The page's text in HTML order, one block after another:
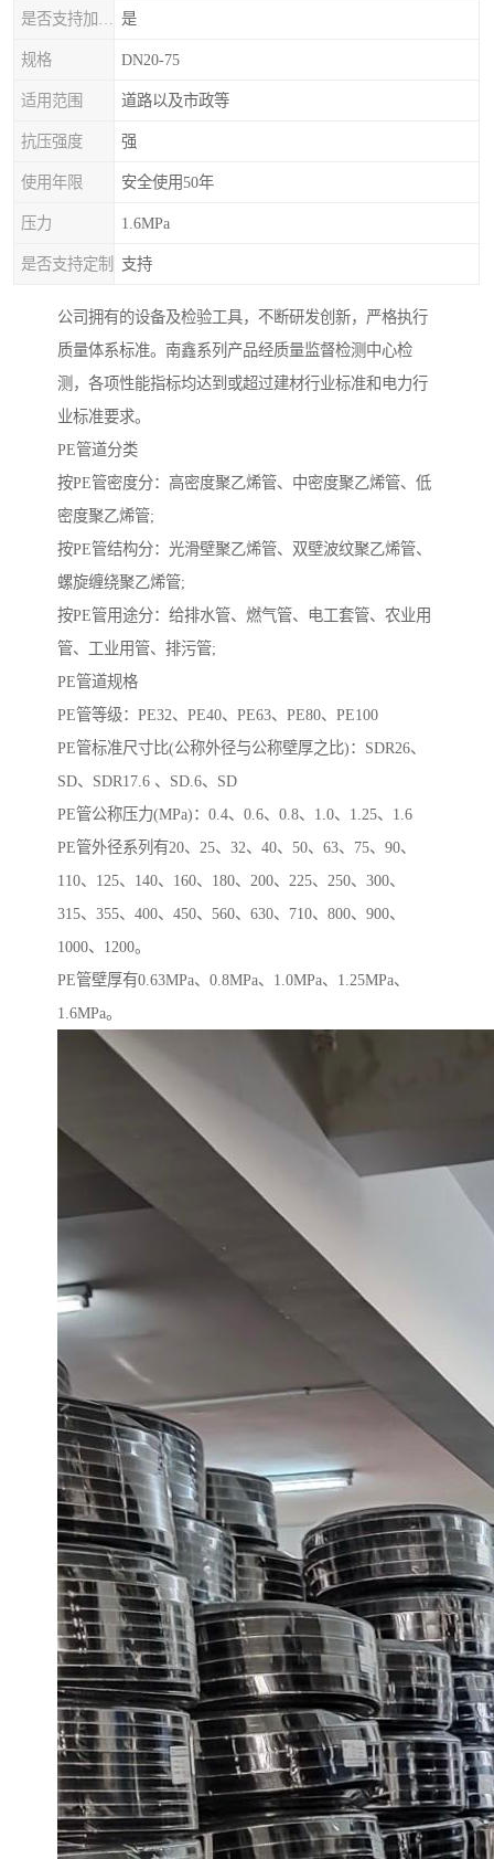
是
规格 DN20-75
适用范围 道路以及市政等
抗压强度 强
使用年限 安全使用50年
压力 1.6MPa
是否支持定制 支持
公司拥有的设备及检验工具，不断研发创新，严格执行
质量体系标准。南鑫系列产品经质量监督检测中心检
测，各项性能指标均达到或超过建材行业标准和电力行
业标准要求。
PE管道分类
按PE管密度分：高密度聚乙烯管、中密度聚乙烯管、低
密度聚乙烯管;
按PE管结构分：光滑壁聚乙烯管、双壁波纹聚乙烯管、
螺旋缠绕聚乙烯管;
按PE管用途分：给排水管、燃气管、电工套管、农业用
管、工业用管、排污管;
PE管道规格
PE管等级：PE32、PE40、PE63、PE80、PE100
PE管标准尺寸比(公称外径与公称壁厚之比)：SDR26、
SD、SDR17.6 、SD.6、SD
PE管公称压力(MPa)：0.4、0.6、0.8、1.0、1.25、1.6
PE管外径系列有20、25、32、40、50、63、75、90、
110、125、140、160、180、200、225、250、300、
315、355、400、450、560、630、710、800、900、
1000、1200。
PE管壁厚有0.63MPa、0.8MPa、1.0MPa、1.25MPa、
1.6MPa。